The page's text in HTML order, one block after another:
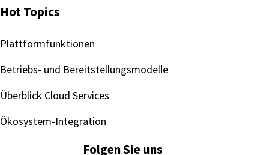
Hot Topics
Plattformfunktionen
Betriebs- und Bereitstellungsmodelle
Überblick Cloud Services
Ökosystem-Integration
Folgen Sie uns